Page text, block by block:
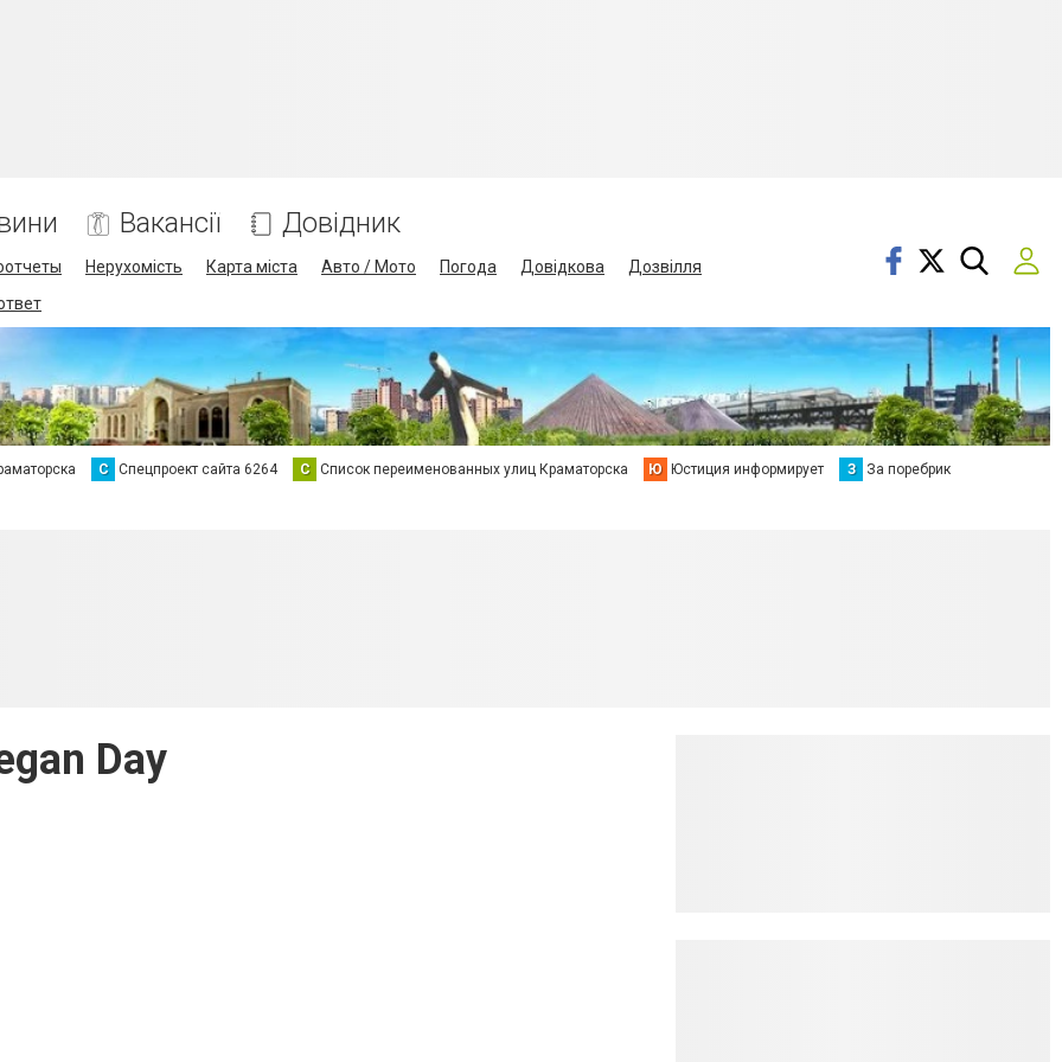
Вакансії Довідник
Нерухомість Карта міста Авто / Мото Погода Довідкова
Дозвілля
С Спецпроект сайта 6264 С Список переименованных улиц Краматорска Ю Юстиция информирует З За поребрик
Day